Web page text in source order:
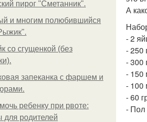
пирог "Сметанник".
и многим полюбившийся
со сгущенкой (без
запеканка с фаршем и
ребенку при рвоте:
для родителей
А
- 2
- 250
- 300
- 150
- 100
- 60
- Пол